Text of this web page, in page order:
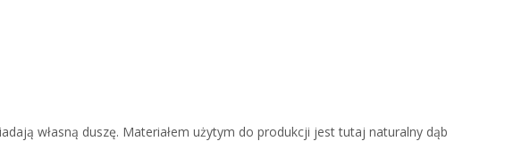
własną duszę. Materiałem użytym do produkcji jest tutaj naturalny dąb